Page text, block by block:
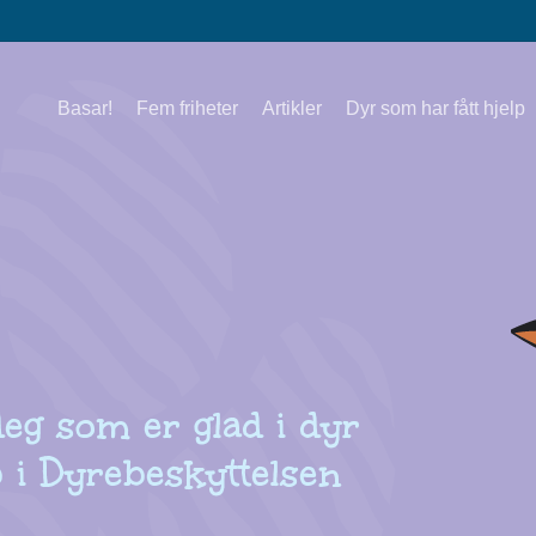
Basar! Fem friheter Artikler Dyr som har fått hjelp
som er glad i dyr
Dyrebeskyttelsen